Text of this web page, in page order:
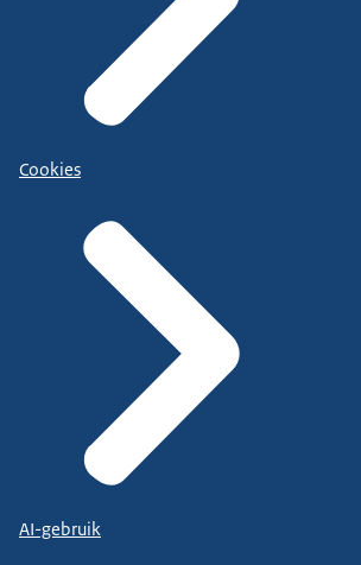
Cookies
AI-gebruik